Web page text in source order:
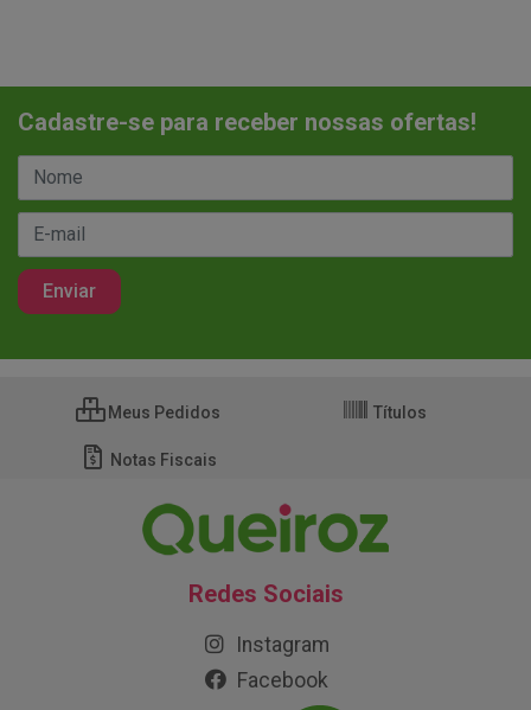
Cadastre-se para receber nossas ofertas!
Meus Pedidos Títulos
Notas Fiscais
Redes Sociais
Instagram
Facebook